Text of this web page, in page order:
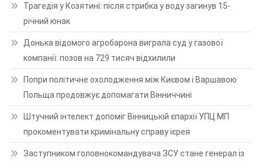
Трагедія у Козятині: після стрибка у воду загинув 15-
річний юнак
Донька відомого агробарона виграла суд у газової
компанії: позов на 729 тисяч відхилили
Попри політичне охолодження між Києвом і Варшавою
Польща продовжує допомагати Вінниччині
Штучний інтелект допоміг Вінницькій єпархії УПЦ МП
прокоментувати кримінальну справу ієрея
Заступником головнокомандувача ЗСУ стане генерал із